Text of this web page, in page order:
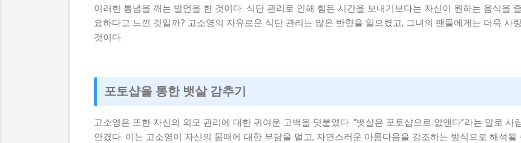
이러한 통념을 깨는 발언을 한 것이다. 식단 관리로 인해 힘든 시간을 보내기보다는 자신이 원하는 음식을
요하다고 느낀 것일까? 고소영의 자유로운 식단 관리는 많은 반향을 일으켰고, 그녀의 팬들에게는 더욱 사
것이다.
포토샵을 통한 뱃살 감추기
고소영은 또한 자신의 외모 관리에 대한 귀여운 고백을 덧붙였다. “뱃살은 포토샵으로 없앤다”라는 말로 사
안겼다. 이는 고소영이 자신의 몸매에 대한 부담을 덜고, 자연스러운 아름다움을 강조하는 방식으로 해석될